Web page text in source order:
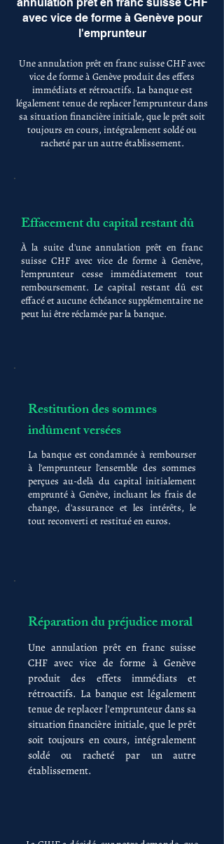
avec vice de forme à Genève pour
l'emprunteur
Une annulation prêt en franc suisse CHF avec
vice de forme à Genève produit des effets
immédiats et rétroactifs. La banque est
légalement tenue de replacer l'emprunteur dans
sa situation financière initiale, que le prêt soit
toujours en cours, intégralement soldé ou
racheté par un autre établissement.
Effacement du capital restant dû
À la suite d'une annulation prêt en franc
suisse CHF avec vice de forme à Genève,
l'emprunteur cesse immédiatement tout
remboursement. Le capital restant dû est
effacé et aucune échéance supplémentaire ne
peut lui être réclamée par la banque.
Restitution des sommes
indûment versées
La banque est condamnée à rembourser
à l'emprunteur l'ensemble des sommes
perçues au-delà du capital initialement
emprunté à Genève, incluant les frais de
change, d'assurance et les intérêts, le
tout reconverti et restitué en euros.
Réparation du préjudice moral
Une annulation prêt en franc suisse
CHF avec vice de forme à Genève
produit des effets immédiats et
rétroactifs. La banque est légalement
tenue de replacer l'emprunteur dans sa
situation financière initiale, que le prêt
soit toujours en cours, intégralement
soldé ou racheté par un autre
établissement.